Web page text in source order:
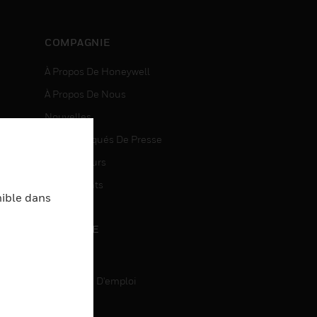
COMPAGNIE
À Propos De Honeywell
À Propos De Nous
Nouvelles
Communiqués De Presse
Investisseurs
Événements
CARRIÈRE
Recherche D'emploi
dans